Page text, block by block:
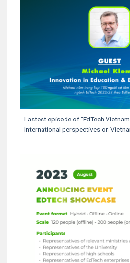
Lastest episode of "EdTech
International perspectives on